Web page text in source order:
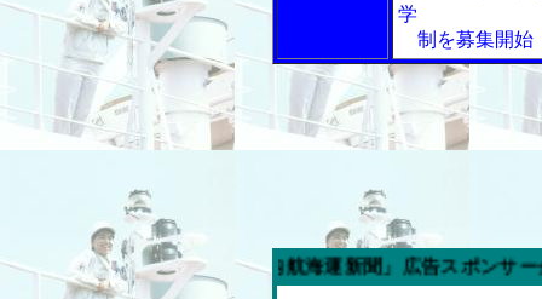
学
制を募集開始
今週の「内航海運新聞」広告スポンサー企業